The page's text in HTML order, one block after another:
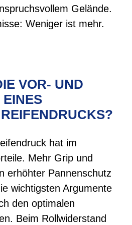
Gelände.
Weniger ist mehr.
VOR- UND
hat im
Mehr Grip und
erhöhter Pannenschutz
wichtigsten Argumente
den optimalen
Beim Rollwiderstand